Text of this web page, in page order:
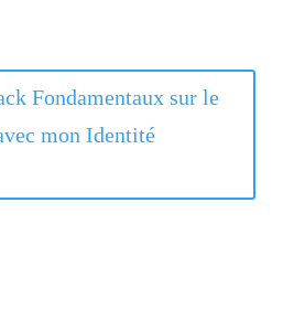
Fondamentaux sur le
mon Identité